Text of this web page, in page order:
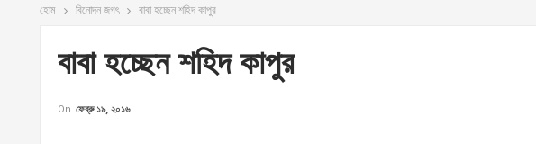
হোম বিনোদন জগৎ বাবা হচ্ছেন শহিদ কাপুর
বাবা হচ্ছেন শহিদ কাপুর
On ফেব্রু ১৯, ২০১৬